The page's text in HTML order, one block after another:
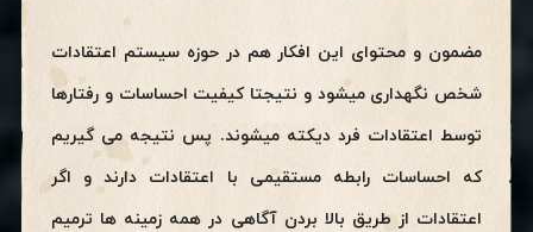
مضمون و محتوای این افکار هم در حوزه سیستم اعتقادات
شخص نگهداری میشود و نتیجتا کیفیت احساسات و رفتارها
توسط اعتقادات فرد دیکته میشوند. پس نتیجه می گیریم
که احساسات رابطه مستقیمی با اعتقادات دارند و اگر
اعتقادات از طریق بالا بردن آگاهی در همه زمینه ها ترمیم